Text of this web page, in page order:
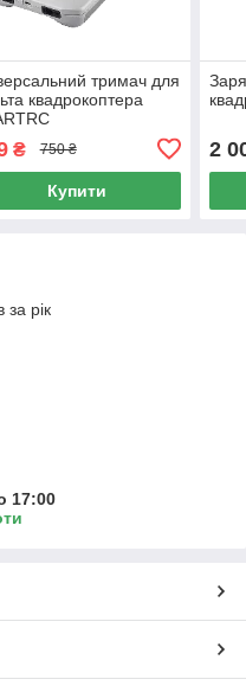
тримач для
квадрокоптера
₴ 750 ₴
Купити
2
за рік
17:00